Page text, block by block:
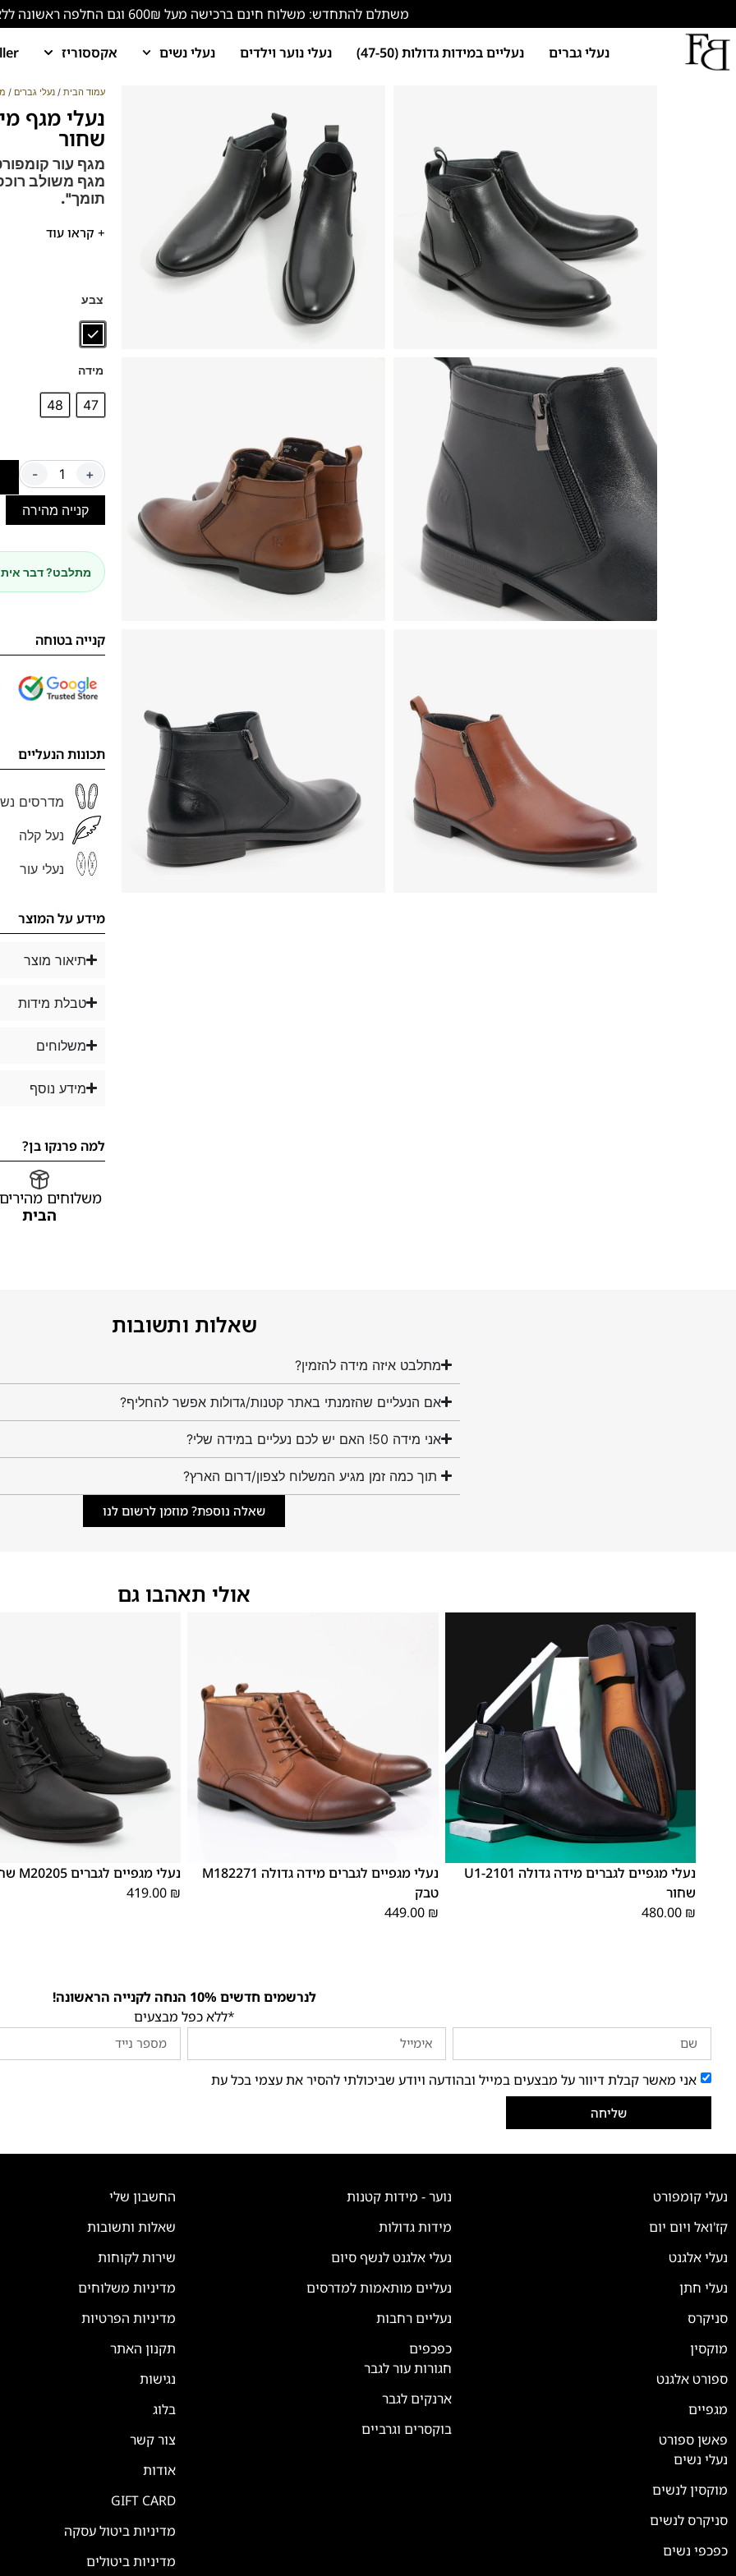
משתלם להתחדש: משלוח חינם ברכישה מעל 600₪ וגם החלפה ראשונה ללא עלות!
נעלי גברים נעליים במידות גדולות (47-50) נעלי נוער וילדים נעלי נשים אקססוריז
עמוד הבית / נעלי גברים /
שחור
מגף עור קומפורט
מגף משולב
תומך".
חדש בפרנקו בן!
הנעליים עשויות
ספידות וביטנות
+ קראו עוד
צבע
מידה
47
48
- +
קנייה מהירה
מתלבט? דבר
קנייה בטוחה
תכונות הנעליים
מדרסים
נעל קלה
נעלי עור
מידע על המוצר
תיאור מוצר
טבלת מידות
משלוחים
מידע נוסף
למה פרנקו בן?
משלוחים
הבית
שאלות ותשובות
מתלבט איזה מידה להזמין?
אם הנעליים שהזמנתי באתר קטנות/גדולות אפשר להחליף?
אני מידה 50! האם יש לכם נעליים במידה שלי?
תוך כמה זמן מגיע המשלוח לצפון/דרום הארץ?
שאלה נוספת? מוזמן לרשום לנו
אולי תאהבו גם
נעלי מגפיים לגברים מידה גדולה 2101-U1
שחור
480.00 ₪
נעלי מגפיים לגברים מידה גדולה M182271
טבק
449.00 ₪
נעלי מגפיים לגברים M20205 שחור
419.00 ₪
לנרשמים חדשים 10% הנחה לקנייה הראשונה!
*ללא כפל מבצעים
אני מאשר קבלת דיוור על מבצעים במייל ובהודעה ויודע שביכולתי להסיר את עצמי בכל עת
שליחה
נעלי קומפורט
קז'ואל ויום יום
נעלי אלגנט
נעלי חתן
סניקרס
מוקסין
ספורט אלגנט
מגפיים
פאשן ספורט
נעלי נשים
מוקסין לנשים
סניקרס לנשים
כפכפי נשים
נוער - מידות קטנות
מידות גדולות
נעלי אלגנט לנשף סיום
נעליים מותאמות למדרסים
נעליים רחבות
כפכפים
חגורות עור לגבר
ארנקים לגבר
בוקסרים וגרביים
החשבון שלי
שאלות ותשובות
שירות לקוחות
מדיניות משלוחים
מדיניות הפרטיות
תקנון האתר
נגישות
בלוג
צור קשר
אודות
GIFT CARD
מדיניות ביטול עסקה
מדיניות ביטולים
💬